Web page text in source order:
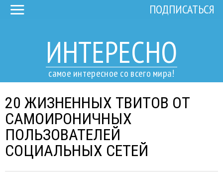
ИНТЕРЕСНО
самое интересное со всего мира!
ПОДПИСАТЬСЯ
20 ЖИЗНЕННЫХ ТВИТОВ ОТ
САМОИРОНИЧНЫХ
ПОЛЬЗОВАТЕЛЕЙ
СОЦИАЛЬНЫХ СЕТЕЙ